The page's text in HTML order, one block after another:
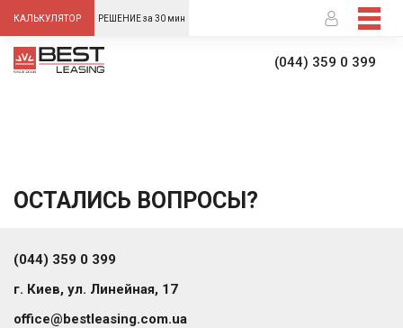
КАЛЬКУЛЯТОР РЕШЕНИЕ за 30 мин
(044) 359 0 399
ОСТАЛИСЬ ВОПРОСЫ?
(044) 359 0 399
г. Киев, ул. Линейная, 17
office@bestleasing.com.ua